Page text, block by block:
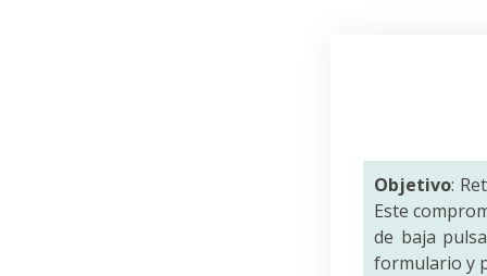
Objetivo:
Este
de baja
formulario y